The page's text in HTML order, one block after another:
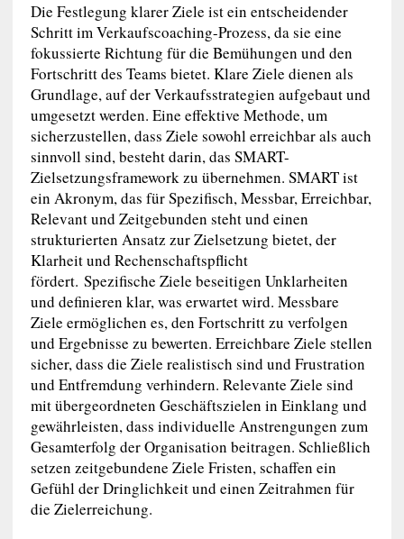
Die Festlegung klarer Ziele ist ein entscheidender
Schritt im Verkaufscoaching-Prozess, da sie eine
fokussierte Richtung für die Bemühungen und den
Fortschritt des Teams bietet. Klare Ziele dienen als
Grundlage, auf der Verkaufsstrategien aufgebaut und
umgesetzt werden. Eine effektive Methode, um
sicherzustellen, dass Ziele sowohl erreichbar als auch
sinnvoll sind, besteht darin, das SMART-
Zielsetzungsframework zu übernehmen. SMART ist
ein Akronym, das für Spezifisch, Messbar, Erreichbar,
Relevant und Zeitgebunden steht und einen
strukturierten Ansatz zur Zielsetzung bietet, der
Klarheit und Rechenschaftspflicht
fördert. Spezifische Ziele beseitigen Unklarheiten
und definieren klar, was erwartet wird. Messbare
Ziele ermöglichen es, den Fortschritt zu verfolgen
und Ergebnisse zu bewerten. Erreichbare Ziele stellen
sicher, dass die Ziele realistisch sind und Frustration
und Entfremdung verhindern. Relevante Ziele sind
mit übergeordneten Geschäftszielen in Einklang und
gewährleisten, dass individuelle Anstrengungen zum
Gesamterfolg der Organisation beitragen. Schließlich
setzen zeitgebundene Ziele Fristen, schaffen ein
Gefühl der Dringlichkeit und einen Zeitrahmen für
die Zielerreichung.